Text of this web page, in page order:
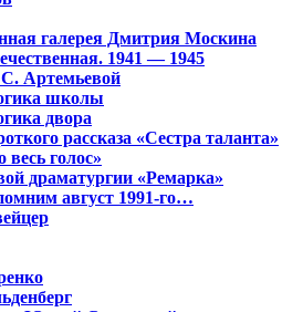
галерея Дмитрия Москина
1941 — 1945
С. Артемьевой
школы
двора
рассказа «Сестра таланта»
голос»
драматургии «Ремарка»
август 1991-го…